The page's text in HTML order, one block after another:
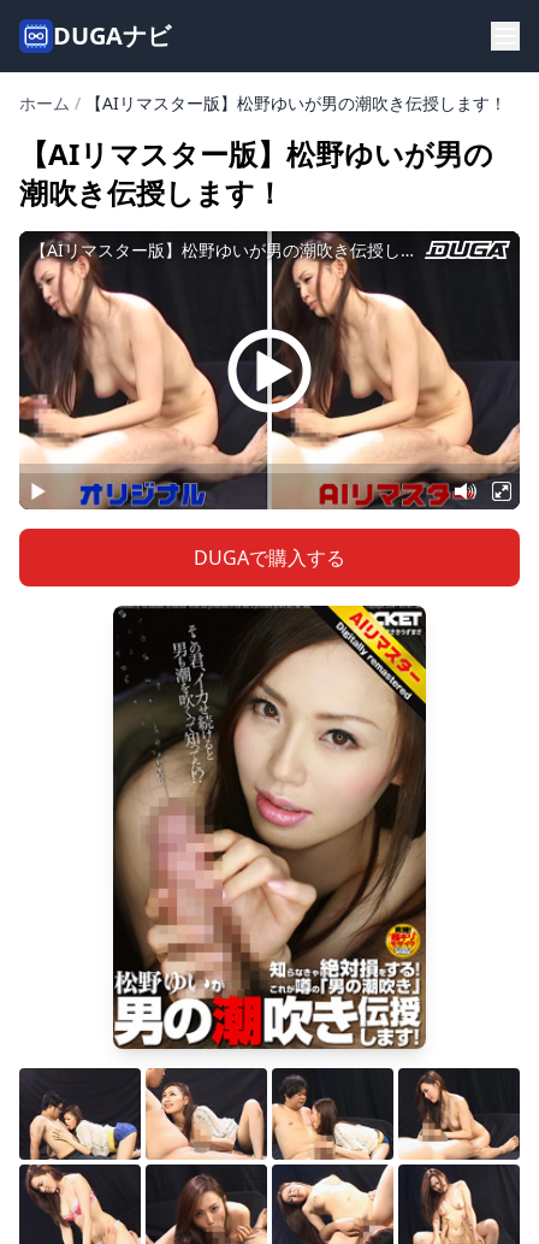
DUGAナビ
ホーム / 【AIリマスター版】松野ゆいが男の潮吹き伝授します！
【AIリマスター版】松野ゆいが男の
潮吹き伝授します！
DUGAで購入する